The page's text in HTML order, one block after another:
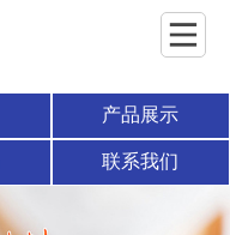
产品展示
联系我们